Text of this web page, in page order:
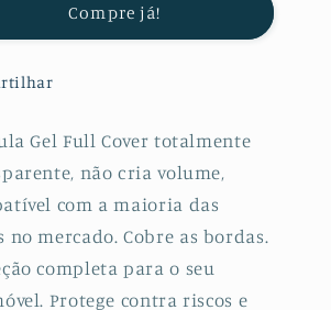
de
Hydrogel
Galaxy
M21S
Compre já!
Gel Full Cover totalmente
não cria volume,
com a maioria das
no mercado. Cobre as bordas.
completa para o seu
Protege contra riscos e